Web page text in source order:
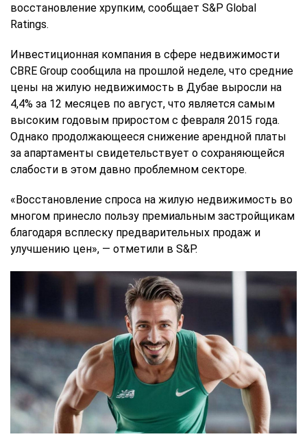
восстановление хрупким, сообщает S&P Global
Ratings.
Инвестиционная компания в сфере недвижимости
CBRE Group сообщила на прошлой неделе, что средние
цены на жилую недвижимость в Дубае выросли на
4,4% за 12 месяцев по август, что является самым
высоким годовым приростом с февраля 2015 года.
Однако продолжающееся снижение арендной платы
за апартаменты свидетельствует о сохраняющейся
слабости в этом давно проблемном секторе.
«Восстановление спроса на жилую недвижимость во
многом принесло пользу премиальным застройщикам
благодаря всплеску предварительных продаж и
улучшению цен», — отметили в S&P.